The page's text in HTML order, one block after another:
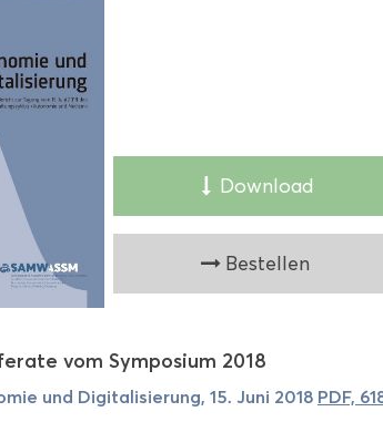
Down­load
Be­stel­len
vom Sym­po­si­um 2018
und Di­gi­ta­li­sie­rung, 15. Juni 2018 PDF,